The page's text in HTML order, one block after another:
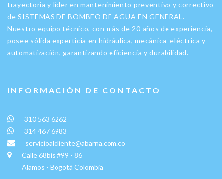
trayectoria y líder en mantenimiento preventivo y correctivo
de SISTEMAS DE BOMBEO DE AGUA EN GENERAL.
Nuestro equipo técnico, con más de 20 años de experiencia,
posee sólida experticia en hidráulica, mecánica, eléctrica y
automatización, garantizando eficiencia y durabilidad.
INFORMACIÓN DE CONTACTO
310 563 6262
314 467 6983
servicioalcliente@abarna.com.co
Calle 68bis #99 - 86
Alamos - Bogotá Colombia